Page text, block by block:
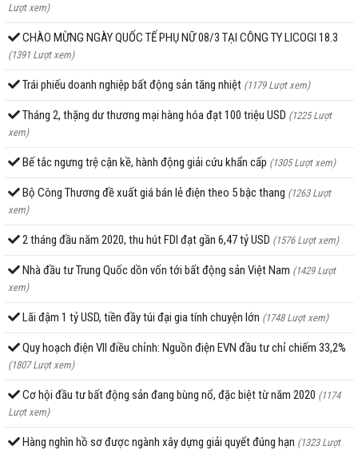
Lượt xem)
CHÀO MỪNG NGÀY QUỐC TẾ PHỤ NỮ 08/3 TẠI CÔNG TY LICOGI 18.3
(1391 Lượt xem)
Trái phiếu doanh nghiệp bất động sản tăng nhiệt (1179 Lượt xem)
Tháng 2, thặng dư thương mại hàng hóa đạt 100 triệu USD (1225 Lượt
xem)
Bế tắc ngưng trệ cận kề, hành động giải cứu khẩn cấp (1305 Lượt xem)
Bộ Công Thương đề xuất giá bán lẻ điện theo 5 bậc thang (1263 Lượt
xem)
2 tháng đầu năm 2020, thu hút FDI đạt gần 6,47 tỷ USD (1576 Lượt xem)
Nhà đầu tư Trung Quốc dồn vốn tới bất động sản Việt Nam (1429 Lượt
xem)
Lãi đậm 1 tỷ USD, tiền đầy túi đại gia tính chuyện lớn (1748 Lượt xem)
Quy hoạch điện VII điều chỉnh: Nguồn điện EVN đầu tư chỉ chiếm 33,2%
(1807 Lượt xem)
Cơ hội đầu tư bất động sản đang bùng nổ, đặc biệt từ năm 2020 (1174
Lượt xem)
Hàng nghìn hồ sơ được ngành xây dựng giải quyết đúng hạn (1323 Lượt